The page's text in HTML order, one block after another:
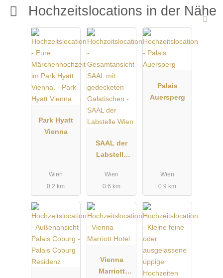
Hochzeitslocations in der Nähe
Park Hyatt
Vienna
Wien
0.2 km
SAAL der
Labstelle
Wien
0.6 km
Palais
Auersperg
Wien
0.9 km
Vienna
Marriott